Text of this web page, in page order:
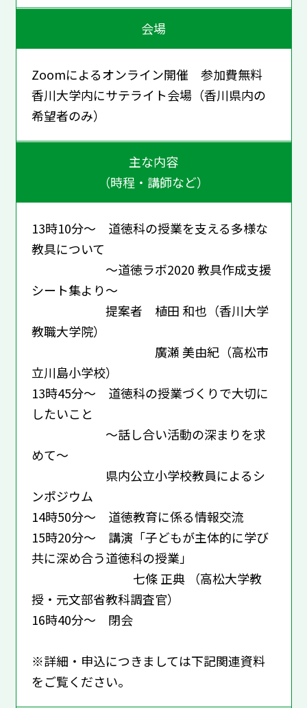
会場
Zoomによるオンライン開催 参加費無料
香川大学内にサテライト会場（香川県内の
希望者のみ）
主な内容
（時程・講師など）
13時10分～ 道徳科の授業を支える多様な
教具について
～道徳ラボ2020 教具作成支援
シート集より～
提案者 植田 和也（香川大学
教職大学院）
廣瀬 美由紀（高松市
立川島小学校）
13時45分～ 道徳科の授業づくりで大切に
したいこと
～話し合い活動の深まりを求
めて～
県内公立小学校教員によるシ
ンポジウム
14時50分～ 道徳教育に係る情報交流
15時20分～ 講演「子どもが主体的に学び
共に深め合う道徳科の授業」
七條 正典 （高松大学教
授・元文部省教科調査官）
16時40分～ 閉会
※詳細・申込につきましては下記関連資料
をご覧ください。